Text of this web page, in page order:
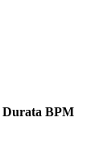
Durata BPM